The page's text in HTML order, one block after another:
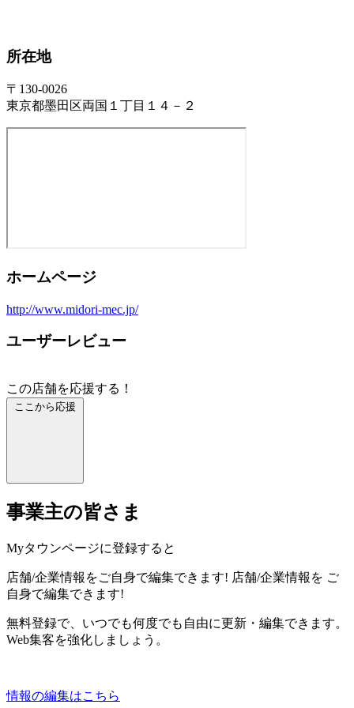
所在地
〒130-0026
東京都墨田区両国１丁目１４－２
ホームページ
http://www.midori-mec.jp/
ユーザーレビュー
この店舗を応援する！
ここから応援
事業主の皆さま
Myタウンページに登録すると
店舗/企業情報をご自身で編集できます! 店舗/企業情報を ご
自身で編集できます!
無料登録で、いつでも何度でも自由に更新・編集できます。
Web集客を強化しましょう。
情報の編集はこちら